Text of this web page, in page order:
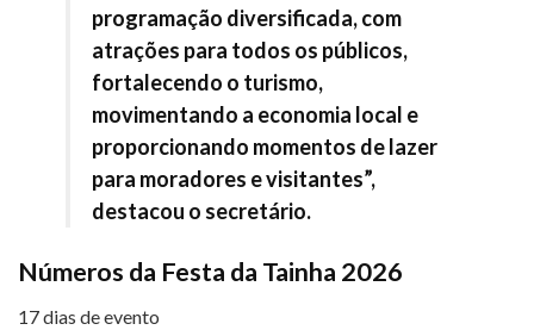
programação diversificada, com
atrações para todos os públicos,
fortalecendo o turismo,
movimentando a economia local e
proporcionando momentos de lazer
para moradores e visitantes”,
destacou o secretário.
Números da Festa da Tainha 2026
17 dias de evento